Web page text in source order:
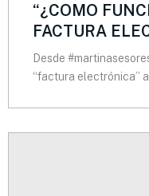
“¿COMO
FACTURA
Desde
“factura electrónica”